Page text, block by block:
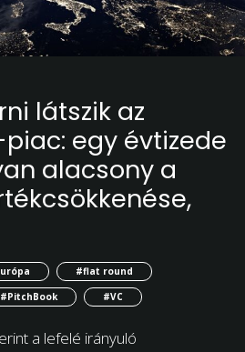
látszik az
egy évtizede
alacsony a
#flat round
#PitchBook #VC
a lefelé irányuló